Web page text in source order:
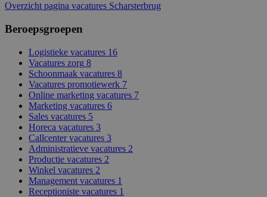
Overzicht pagina vacatures Scharsterbrug
Beroepsgroepen
Logistieke vacatures 16
Vacatures zorg 8
Schoonmaak vacatures 8
Vacatures promotiewerk 7
Online marketing vacatures 7
Marketing vacatures 6
Sales vacatures 5
Horeca vacatures 3
Callcenter vacatures 3
Administratieve vacatures 2
Productie vacatures 2
Winkel vacatures 2
Management vacatures 1
Receptioniste vacatures 1